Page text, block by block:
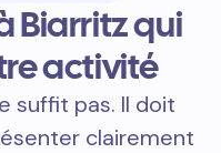
Biarritz qui
activité
suffit pas. Il doit
clairement